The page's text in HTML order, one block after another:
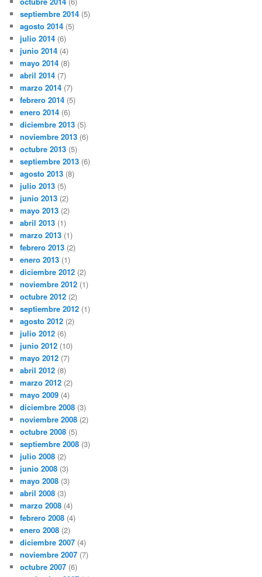
septiembre 2014 (5)
agosto 2014 (5)
julio 2014 (6)
junio 2014 (4)
mayo 2014 (8)
abril 2014 (7)
marzo 2014 (7)
febrero 2014 (5)
enero 2014 (6)
diciembre 2013 (5)
noviembre 2013 (6)
octubre 2013 (5)
septiembre 2013 (6)
agosto 2013 (8)
julio 2013 (5)
junio 2013 (2)
mayo 2013 (2)
abril 2013 (1)
marzo 2013 (1)
febrero 2013 (2)
enero 2013 (1)
diciembre 2012 (2)
noviembre 2012 (1)
octubre 2012 (2)
septiembre 2012 (1)
agosto 2012 (2)
julio 2012 (6)
junio 2012 (10)
mayo 2012 (7)
abril 2012 (8)
marzo 2012 (2)
mayo 2009 (4)
diciembre 2008 (3)
noviembre 2008 (2)
octubre 2008 (5)
septiembre 2008 (3)
julio 2008 (2)
junio 2008 (3)
mayo 2008 (3)
abril 2008 (3)
marzo 2008 (4)
febrero 2008 (4)
enero 2008 (2)
diciembre 2007 (4)
noviembre 2007 (7)
octubre 2007 (6)